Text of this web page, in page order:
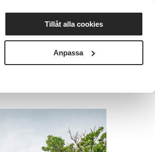
Tillåt alla cookies
Anpassa
Nyheter Avdelningar